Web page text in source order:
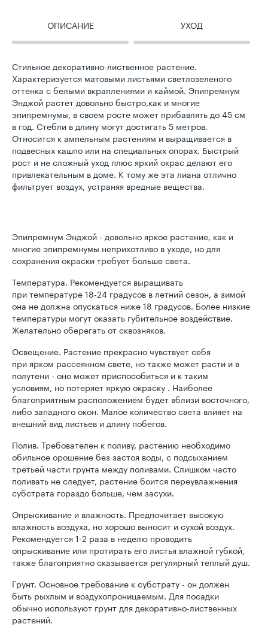
ОПИСАНИЕ УХОД
Стильное декоративно-лиственное растение.
Характеризуется матовыми листьями светлозеленого
оттенка с белыми вкраплениями и каймой. Эпипремнум
Энджой растет довольно быстро,как и многие
эпипремнумы, в своем росте может прибавлять до 45 см
в год. Стебли в длину могут достигать 5 метров.
Относится к ампельным растениям и выращивается в
подвесных кашпо или на специальных опорах. Быстрый
рост и не сложный уход плюс яркий окрас делают его
привлекательным в доме. К тому же эта лиана отлично
фильтрует воздух, устраняя вредные вещества.
Эпипремнум Энджой - довольно яркое растение, как и
многие эпипремнумы неприхотливо в уходе, но для
сохранения окраски требует больше света.
Температура. Рекомендуется выращивать
при температуре 18-24 градусов в летний сезон, а зимой
она не должна опускаться ниже 18 градусов. Более низкие
температуры могут оказать губительное воздействие.
Желательно оберегать от сквозняков.
Освещение. Растение прекрасно чувствует себя
при ярком рассеянном свете, но также может расти и в
полутени - оно может приспособиться и к таким
условиям, но потеряет яркую окраску . Наиболее
благоприятным расположением будет вблизи восточного,
либо западного окон. Малое количество света влияет на
внешний вид листьев и длину побегов.
Полив. Требователен к поливу, растению необходимо
обильное орошение без застоя воды, с подсыханием
третьей части грунта между поливами. Слишком часто
поливать не следует, растение боится переувлажнения
субстрата гораздо больше, чем засухи.
Опрыскивание и влажность. Предпочитает высокую
влажность воздуха, но хорошо выносит и сухой воздух.
Рекомендуется 1-2 раза в неделю проводить
опрыскивание или протирать его листья влажной губкой,
также благоприятно сказывается регулярный теплый душ.
Грунт. Основное требование к субстрату - он должен
быть рыхлым и воздухопроницаемым. Для посадки
обычно используют грунт для декоративно-лиственных
растений.